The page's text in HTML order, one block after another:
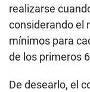
realizarse
considerando el
mínimos para
de los primeros
De desearlo, el